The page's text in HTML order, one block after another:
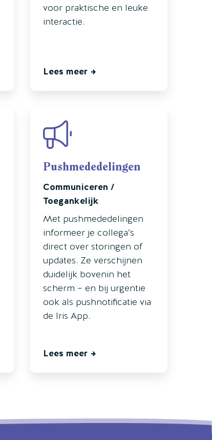
voor praktische en leuke
interactie.
Lees meer
Pushmededelingen
Communiceren /
Toegankelijk
Met pushmededelingen
informeer je collega’s
direct over storingen of
updates. Ze verschijnen
duidelijk bovenin het
scherm – en bij urgentie
ook als pushnotificatie via
de Iris App.
Lees meer